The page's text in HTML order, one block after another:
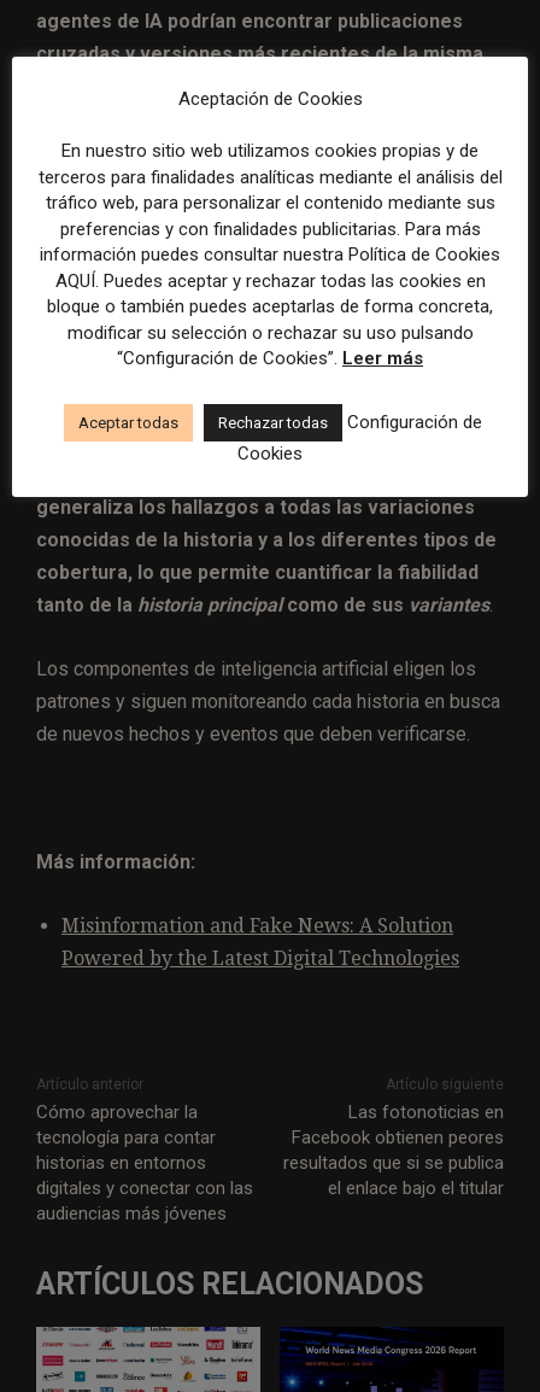
agentes de IA podrían encontrar publicaciones
cruzadas y versiones más recientes de la misma
historia, junto con referencias, hilos de discusión
fuentes, en varios idiomas y niveles de calidad.
El ‘orquestador de verificación de hechos’, como se ve
en la ilustración anterior,sintetiza laslistas de
historiasque deben ser evaluadas por la red global
de revisores.Este componente simplifica el proceso
de evaluación, con sugerencias y recomendaciones
Tan pronto como una historia adquiere suficiente
generaliza los hallazgos a todas las variaciones
conocidas de la historia y a los diferentes tipos de
cobertura, lo que permite cuantificar la fiabilidad
tanto de la historia principalcomo de sus variantes.
Los componentes de inteligencia artificial eligen los
patrones y siguen monitoreando cada historia en busca
de nuevos hechos y eventos que deben verificarse.
Más información:
Misinformation and Fake News: A Solution
Powered by the Latest Digital Technologies
Artículo anterior
Cómo aprovechar la
tecnología para contar
historias en entornos
digitales y conectar con las
audiencias más jóvenes
Artículo siguiente
Las fotonoticias en
Facebook obtienen peores
resultados que si se publica
el enlace bajo el titular
ARTÍCULOS RELACIONADOS
Aceptación de Cookies
En nuestro sitio web utilizamos cookies propias y de
terceros para finalidades analíticas mediante el análisis del
tráfico web, para personalizar el contenido mediante sus
preferencias y con finalidades publicitarias. Para más
información puedes consultar nuestra Política de Cookies
AQUÍ. Puedes aceptar y rechazar todas las cookies en
bloque o también puedes aceptarlas de forma concreta,
modificar su selección o rechazar su uso pulsando
“Configuración de Cookies”. Leer más
Aceptar todas Rechazar todas
Configuración de
Cookies